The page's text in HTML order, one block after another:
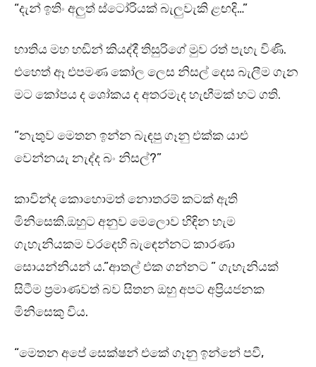
“දැන් ඉතිං අලුත් ස්ටෝරියක් බැලුවැකි ළඟදි…”
භාතිය මහ හඬින් කියද්දී තිසුරිගේ මුව රත් පැහැ විණි.
එහෙත් ඈ එපමණ කෝල ලෙස නිසල් දෙස බැලීම ගැන
මට කෝපය ද ශෝකය ද අතරමැද හැඟීමක් හට ගති.
“නැතුව මෙතන ඉන්න බැඳපු ගෑනු එක්ක යාළු
වෙන්නයැ නැද්ද බං නිසල්?”
කාවින්ද කොහොමත් නොතරම් කටක් ඇති
මිනිසෙකි.ඔහුට අනුව මෙලොව හිඳින හැම
ගැහැනියකම වරදෙහි බැඳෙන්නට කාරණා
සොයන්නියන් ය.”ආතල් එක ගන්නට ” ගැහැනියක්
සිටීම ප්‍රමාණවත් බව සිතන ඔහු අපට අප්‍රියජනක
මිනිසෙකු විය.
“මෙතන අපේ සෙක්ෂන් එකේ ගෑනු ඉන්නේ පවී,